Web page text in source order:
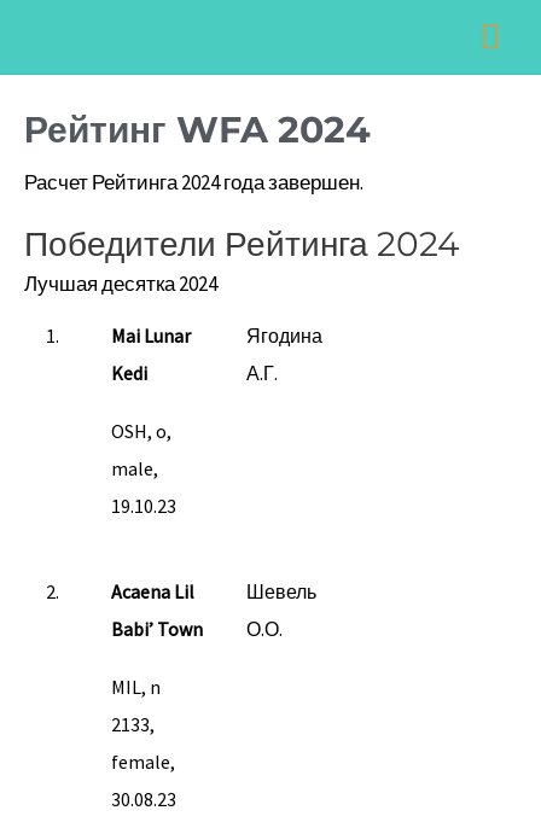
Рейтинг WFA 2024
Расчет Рейтинга 2024 года завершен.
Победители Рейтинга 2024
Лучшая десятка 2024
1.
Mai Lunar
Kedi
OSH, o,
male,
19.10.23
Ягодина
А.Г.
2.
Acaena Lil
Babi’ Town
MIL, n
2133,
female,
30.08.23
Шевель
О.О.